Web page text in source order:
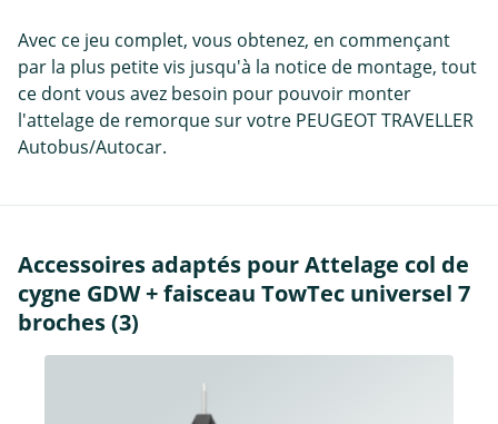
Avec ce jeu complet, vous obtenez, en commençant
par la plus petite vis jusqu'à la notice de montage, tout
ce dont vous avez besoin pour pouvoir monter
l'attelage de remorque sur votre PEUGEOT TRAVELLER
Autobus/Autocar.
Accessoires adaptés pour Attelage col de
cygne GDW + faisceau TowTec universel 7
broches (3)